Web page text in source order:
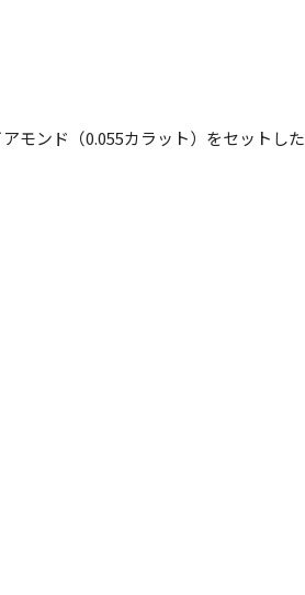
モンド（0.055カラット）をセットした